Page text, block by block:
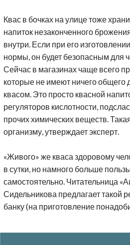
Квас в бочках на улице тоже
напиток незаконченного
внутри. Если при его
нормы, он будет безопасным для
Сейчас в магазинах чаще всего
которые не имеют ничего общего
квасом. Это просто квасной
регуляторов кислотности,
прочих химических веществ.
организму, утверждает эксперт.
«Живого» же кваса здоровому
в сутки, но намного больше
самостоятельно. Читательница
Сидельникова предлагает такой
банку (на приготовление